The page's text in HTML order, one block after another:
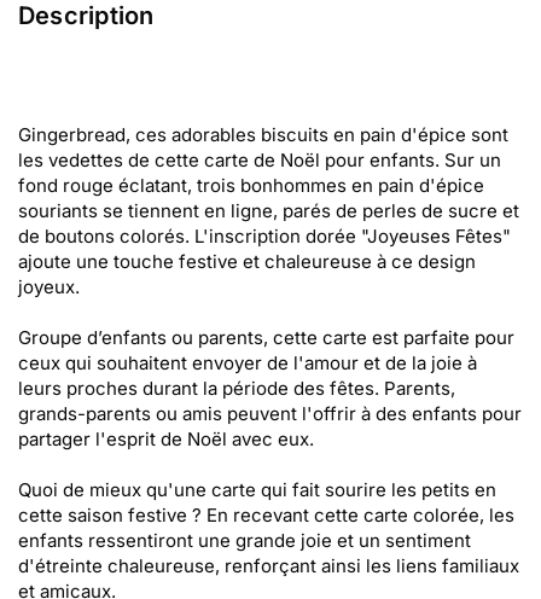
Description
Gingerbread, ces adorables biscuits en pain d'épice sont
les vedettes de cette carte de Noël pour enfants. Sur un
fond rouge éclatant, trois bonhommes en pain d'épice
souriants se tiennent en ligne, parés de perles de sucre et
de boutons colorés. L'inscription dorée "Joyeuses Fêtes"
ajoute une touche festive et chaleureuse à ce design
joyeux.
Groupe d’enfants ou parents, cette carte est parfaite pour
ceux qui souhaitent envoyer de l'amour et de la joie à
leurs proches durant la période des fêtes. Parents,
grands-parents ou amis peuvent l'offrir à des enfants pour
partager l'esprit de Noël avec eux.
Quoi de mieux qu'une carte qui fait sourire les petits en
cette saison festive ? En recevant cette carte colorée, les
enfants ressentiront une grande joie et un sentiment
d'étreinte chaleureuse, renforçant ainsi les liens familiaux
et amicaux.